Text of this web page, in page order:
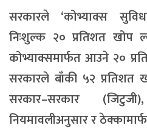
सरकारले ‘कोभ्याक्स
निःशुल्क २० प्रतिशत खोप
कोभ्याक्समार्फत आउने २०
सरकारले बाँकी ५२ प्रतिशत
सरकार–सरकार
नियमावलीअनुसार र